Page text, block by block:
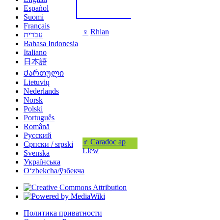
♀ Rhian
♂ Caradoc ap
Llew
Español
Suomi
Français
עברית
Bahasa Indonesia
Italiano
日本語
Ქართული
Lietuvių
Nederlands
Norsk
Polski
Português
Română
Русский
Српски / srpski
Svenska
Українська
Oʻzbekcha/ўзбекча
Политика приватности